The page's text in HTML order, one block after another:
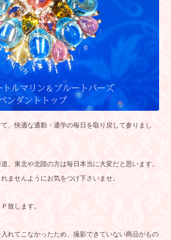
、快適な通勤・通学の毎日を取り戻して参りまし
、東北や北陸の方は毎日本当に大変だと思います。
ませんようにお気をつけ下さいませ。
致します。
れてこなかったため、撮影できていない商品がもの